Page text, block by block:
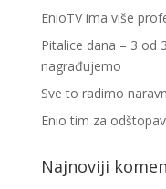
EnioTV ima više
Pitalice dana – 3 od
nagrađujemo
Sve to radimo
Enio tim za
Najnoviji